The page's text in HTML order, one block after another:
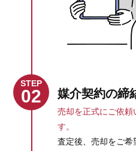
STEP
02 媒介契約の締
売却を正式にご依頼
す。
査定後、売却をご希